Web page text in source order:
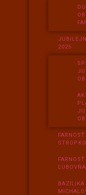
2025
FARNOSŤ
ĽUBOVŇA
BAZILIKA